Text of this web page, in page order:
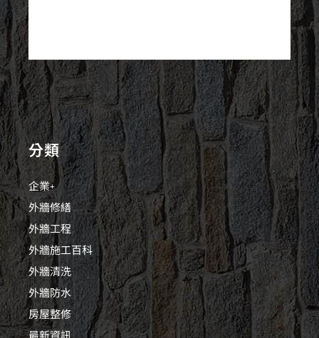
分類
企業+
外牆修繕
外牆工程
外牆施工百科
外牆清洗
外牆防水
房屋整修
最新資訊